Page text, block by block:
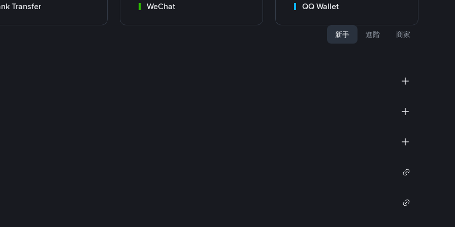
Transfer WeChat QQ Wallet
新手 進階 商家